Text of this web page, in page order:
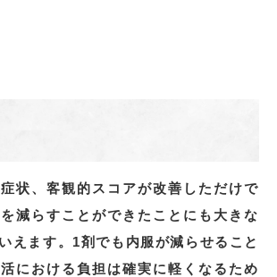
状、客観的スコアが改善しただけで
減らすことができたことにも大きな
えます。1剤でも内服が減らせること
における負担は確実に軽くなるため